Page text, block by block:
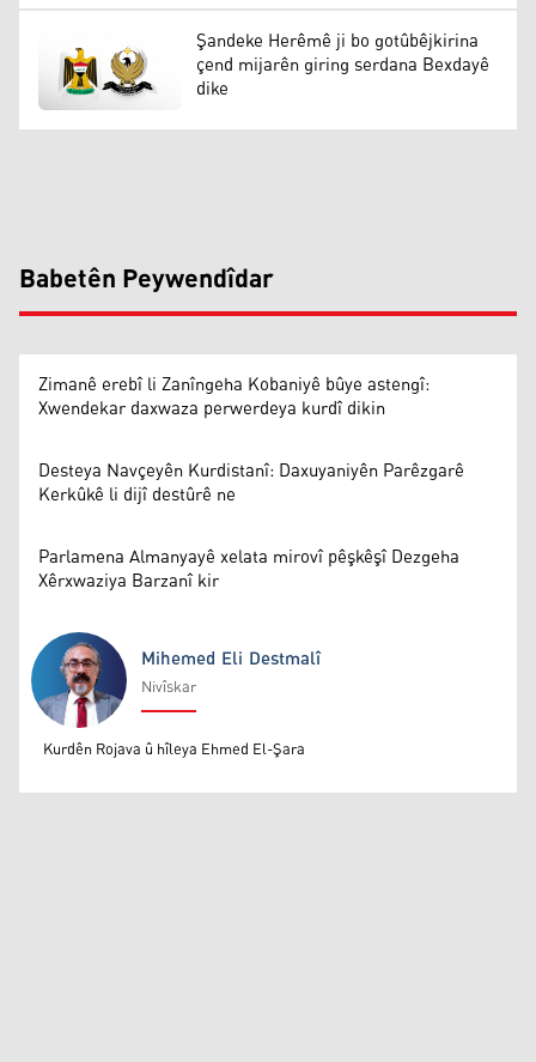
Şandeke Herêmê ji bo gotûbêjkirina
çend mijarên giring serdana Bexdayê
dike
Babetên Peywendîdar
Zimanê erebî li Zanîngeha Kobaniyê bûye astengî:
Xwendekar daxwaza perwerdeya kurdî dikin
Desteya Navçeyên Kurdistanî: Daxuyaniyên Parêzgarê
Kerkûkê li dijî destûrê ne
Parlamena Almanyayê xelata mirovî pêşkêşî Dezgeha
Xêrxwaziya Barzanî kir
Mihemed Eli Destmalî
Mihemed Eli Destmalî
Nivîskar
Kurdên Rojava û hîleya Ehmed El-Şara